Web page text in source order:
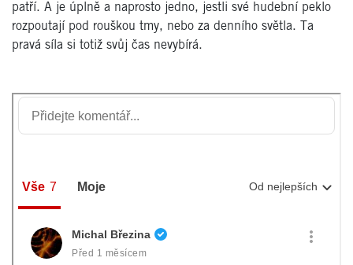
patří. A je úplně a naprosto jedno, jestli své hudební peklo
rozpoutají pod rouškou tmy, nebo za denního světla. Ta
pravá síla si totiž svůj čas nevybírá.